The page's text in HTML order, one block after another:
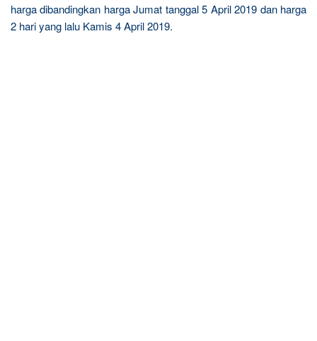
harga dibandingkan harga Jumat tanggal 5 April 2019 dan harga
2 hari yang lalu Kamis 4 April 2019.